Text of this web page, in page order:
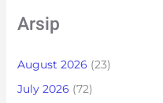
Arsip
August 2026 (23)
July 2026 (72)